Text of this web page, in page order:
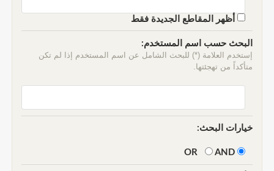
أظهر المقاطع الجديدة فقط
البحث حسب اسم المستخدم:
إستخدم العلامة (*) للبحث الشامل عن اسم المستخدم إذا لم تكن
متأكداً من تهجئتها.
خيارات البحث:
AND